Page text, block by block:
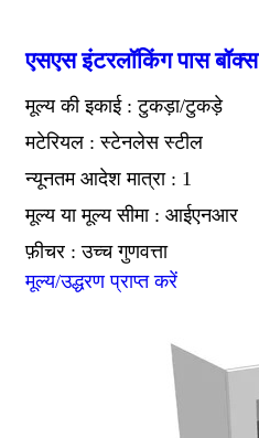
एसएस इंटरलॉकिंग पास बॉक्स
मूल्य की इकाई : टुकड़ा/टुकड़े
मटेरियल : स्टेनलेस स्टील
न्यूनतम आदेश मात्रा : 1
मूल्य या मूल्य सीमा : आईएनआर
फ़ीचर : उच्च गुणवत्ता
मूल्य/उद्धरण प्राप्त करें